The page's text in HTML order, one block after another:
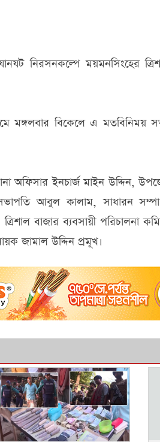
নিরসনকল্পে ময়মনসিংহের
বিকেলে এ মতবিনিময়
অফিসার ইনচার্জ মাইন উদ্দিন,
আবুল কালাম, সাধারন
বাজার ব্যবসায়ী পরিচালনা
জামাল উদ্দিন প্রমূখ।